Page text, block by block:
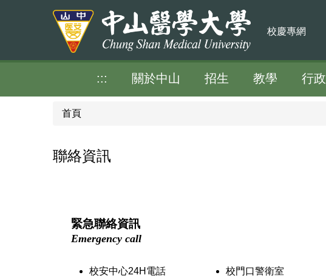
區
校慶專網
::: 關於中山 招生 教學 行政
首頁
聯絡資訊
緊急聯絡資訊
Emergency call
校安中心24H電話
校門口警衛室